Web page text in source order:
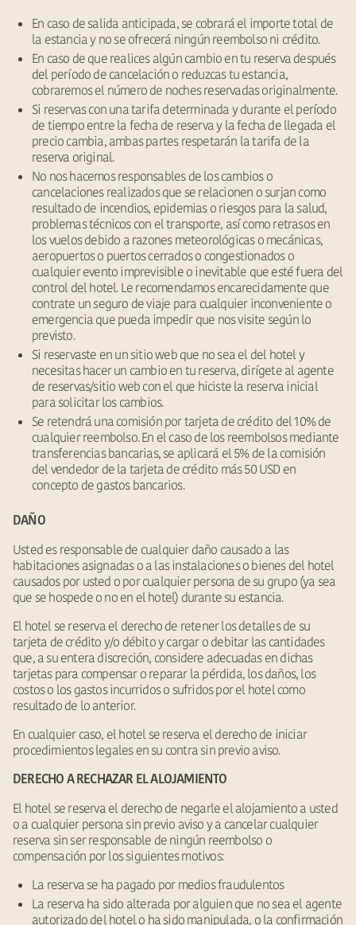
En caso de salida anticipada, se cobrará el importe total de
la estancia y no se ofrecerá ningún reembolso ni crédito.
En caso de que realices algún cambio en tu reserva después
del período de cancelación o reduzcas tu estancia,
cobraremos el número de noches reservadas originalmente.
Si reservas con una tarifa determinada y durante el período
de tiempo entre la fecha de reserva y la fecha de llegada el
precio cambia, ambas partes respetarán la tarifa de la
reserva original.
No nos hacemos responsables de los cambios o
cancelaciones realizados que se relacionen o surjan como
resultado de incendios, epidemias o riesgos para la salud,
problemas técnicos con el transporte, así como retrasos en
los vuelos debido a razones meteorológicas o mecánicas,
aeropuertos o puertos cerrados o congestionados o
cualquier evento imprevisible o inevitable que esté fuera del
control del hotel. Le recomendamos encarecidamente que
contrate un seguro de viaje para cualquier inconveniente o
emergencia que pueda impedir que nos visite según lo
previsto.
Si reservaste en un sitio web que no sea el del hotel y
necesitas hacer un cambio en tu reserva, dirígete al agente
de reservas/sitio web con el que hiciste la reserva inicial
para solicitar los cambios.
Se retendrá una comisión por tarjeta de crédito del 10% de
cualquier reembolso. En el caso de los reembolsos mediante
transferencias bancarias, se aplicará el 5% de la comisión
del vendedor de la tarjeta de crédito más 50 USD en
concepto de gastos bancarios.
DAÑO
Usted es responsable de cualquier daño causado a las
habitaciones asignadas o a las instalaciones o bienes del hotel
causados por usted o por cualquier persona de su grupo (ya sea
que se hospede o no en el hotel) durante su estancia.
El hotel se reserva el derecho de retener los detalles de su
tarjeta de crédito y/o débito y cargar o debitar las cantidades
que, a su entera discreción, considere adecuadas en dichas
tarjetas para compensar o reparar la pérdida, los daños, los
costos o los gastos incurridos o sufridos por el hotel como
resultado de lo anterior.
En cualquier caso, el hotel se reserva el derecho de iniciar
procedimientos legales en su contra sin previo aviso.
DERECHO A RECHAZAR EL ALOJAMIENTO
El hotel se reserva el derecho de negarle el alojamiento a usted
o a cualquier persona sin previo aviso y a cancelar cualquier
reserva sin ser responsable de ningún reembolso o
compensación por los siguientes motivos:
La reserva se ha pagado por medios fraudulentos
La reserva ha sido alterada por alguien que no sea el agente
autorizado del hotel o ha sido manipulada, o la confirmación